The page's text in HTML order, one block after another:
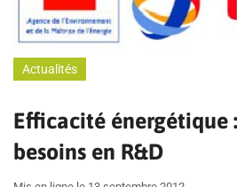
Actualités
Efficacité énergétique
besoins en R&D